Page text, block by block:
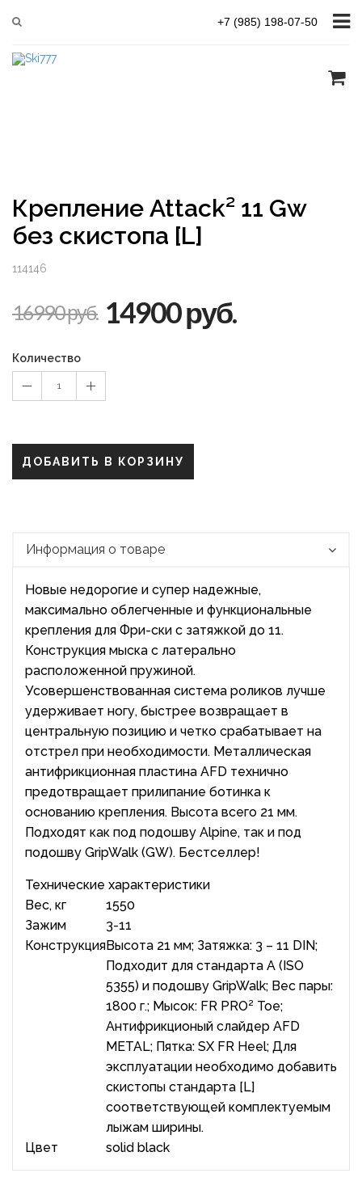
+7 (985) 198-07-50
Крепление Attack² 11 Gw
без скистопа [L]
114146
16990 руб. 14900 руб.
Количество
1
ДОБАВИТЬ В КОРЗИНУ
Информация о товаре
Новые недорогие и супер надежные,
максимально облегченные и функциональные
крепления для Фри-ски с затяжкой до 11.
Конструкция мыска с латерально
расположенной пружиной.
Усовершенствованная система роликов лучше
удерживает ногу, быстрее возвращает в
центральную позицию и четко срабатывает на
отстрел при необходимости. Металлическая
антифрикционная пластина AFD технично
предотвращает прилипание ботинка к
основанию крепления. Высота всего 21 мм.
Подходят как под подошву Alpine, так и под
подошву GripWalk (GW). Бестселлер!
Технические характеристики
Вес, кг
1550
Зажим
3-11
КонструкцияВысота 21 мм; Затяжка: 3 – 11 DIN;
Подходит для стандарта A (ISO
5355) и подошву GripWalk; Вес пары:
1800 г.; Мысок: FR PRO² Toe;
Антифрикционый слайдер AFD
METAL; Пятка: SX FR Heel; Для
эксплуатации необходимо добавить
скистопы стандарта [L]
соответствующей комплектуемым
лыжам ширины.
Цвет
solid black